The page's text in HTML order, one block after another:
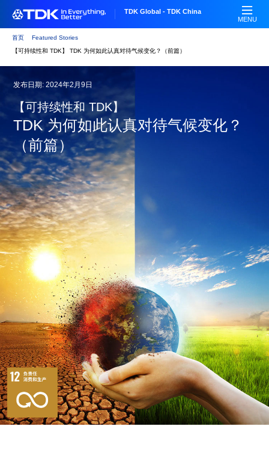
TDK Global - TDK China
MENU
首页
Featured Stories
【可持续性和 TDK】 TDK 为何如此认真对待气候变化？（前篇）
发布日期: 2024年2月9日
【可持续性和 TDK】
TDK 为何如此认真对待气候变化？
（前篇）